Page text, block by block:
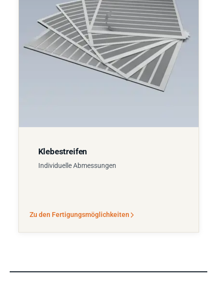
Klebestreifen
Individuelle Abmessungen
Zu den Fertigungsmöglichkeiten